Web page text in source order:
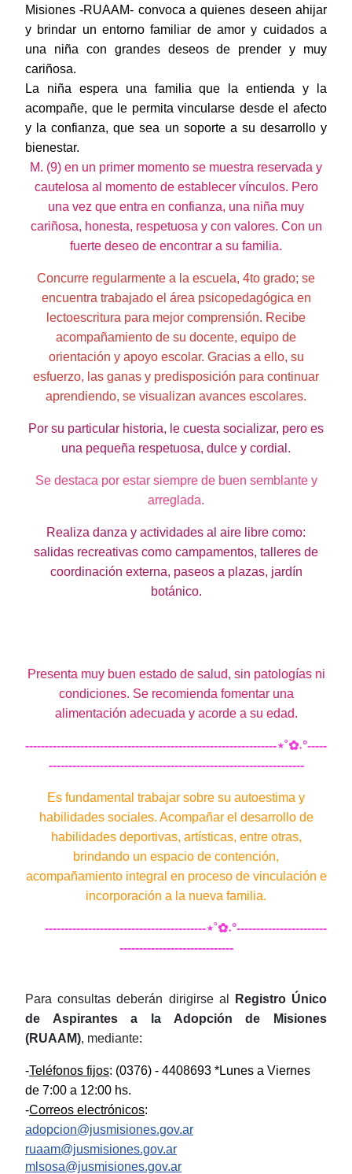
Misiones -RUAAM- convoca a quienes deseenahijar
y brindar un entorno familiar de amor y cuidados a
una niña con grandes deseos de prender y muy
cariñosa.
La niña espera una familia que la entienda y la
acompañe, que le permita vincularse desde el afecto
y la confianza, que sea un soporte a su desarrollo y
bienestar.
M. (9) en un primer momento se muestra reservada y
cautelosa al momento de establecer vínculos. Pero
una vez que entra en confianza, una niña muy
cariñosa, honesta, respetuosa ycon valores. Con un
fuerte deseo de encontrar a su familia.
Concurre regularmente a la escuela, 4to grado; se
encuentra trabajado el área psicopedagógica en
lectoescritura para mejor comprensión. Recibe
acompañamiento de su docente, equipo de
orientación y apoyo escolar. Gracias a ello, su
esfuerzo, las ganas y predisposición para continuar
aprendiendo, se visualizan avances escolares.
Por su particular historia, le cuesta socializar, pero es
una pequeña respetuosa, dulce y cordial.
Se destaca por estar siempre de buen semblante y
arreglada.
Realiza danza y actividades al aire libre como:
salidas recreativas como campamentos, talleres de
coordinación externa, paseos a plazas, jardín
botánico.
Presenta muy buen estado de salud, sin patologías ni
condiciones. Se recomienda fomentar una
alimentación adecuada y acorde a su edad.
----------------------------------------------------------------⋆˚✿˖°-----
-----------------------------------------------------------------
Es fundamental trabajar sobre su autoestima y
habilidades sociales. Acompañar el desarrollo de
habilidades deportivas, artísticas, entre otras,
brindando un espacio de contención,
acompañamiento integral en proceso de vinculación e
incorporación a la nueva familia.
-----------------------------------------⋆˚✿˖°-----------------------
-----------------------------
Para consultas deberán dirigirse al
Registro Único
de Aspirantes a la Adopción de Misiones
(RUAAM), mediante:
-Teléfonos fijos: (0376) - 4408693 *Lunes a Viernes
de 7:00 a 12:00 hs.
-Correos electrónicos:
adopcion@jusmisiones.gov.ar
ruaam@jusmisiones.gov.ar
mlsosa@jusmisiones.gov.ar